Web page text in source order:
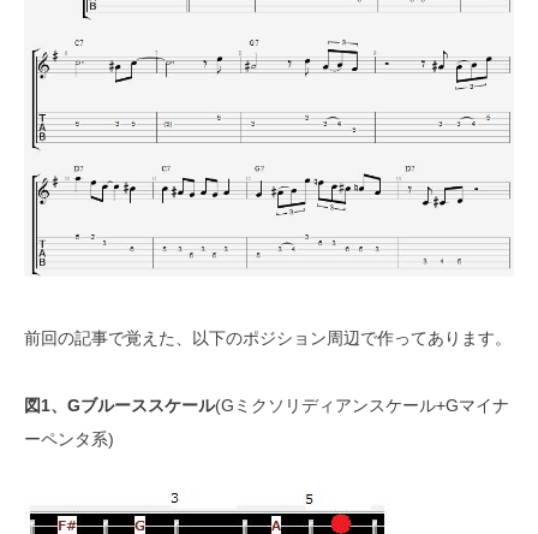
前回の記事で覚えた、以下のポジション周辺で作ってあります。
図1、Gブルーススケール(Gミクソリディアンスケール+Gマイナ
ーペンタ系)